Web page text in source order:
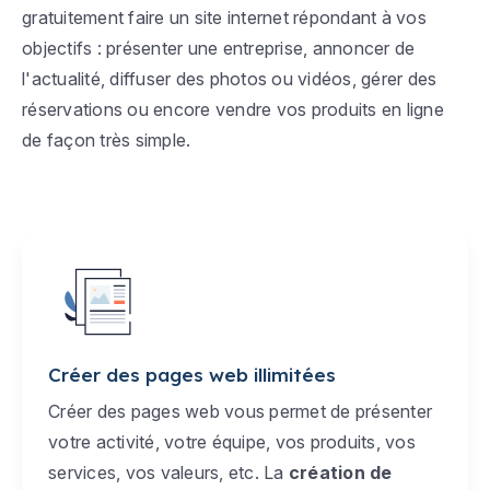
gratuitement faire un site internet répondant à vos
objectifs : présenter une entreprise, annoncer de
l'actualité, diffuser des photos ou vidéos, gérer des
réservations ou encore vendre vos produits en ligne
de façon très simple.
Créer des pages web illimitées
Créer des pages web vous permet de présenter
votre activité, votre équipe, vos produits, vos
services, vos valeurs, etc. La création de